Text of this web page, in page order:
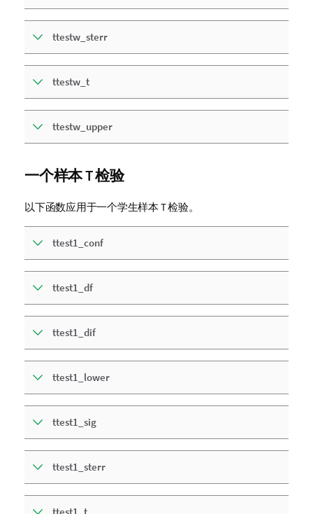
ttestw_sterr
ttestw_t
ttestw_upper
一个样本 T 检验
以下函数应用于一个学生样本 T 检验。
ttest1_conf
ttest1_df
ttest1_dif
ttest1_lower
ttest1_sig
ttest1_sterr